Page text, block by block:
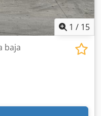
1 / 15
baja